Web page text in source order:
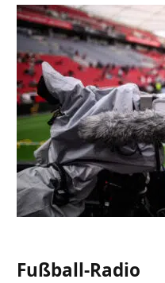
Fußball-Radio